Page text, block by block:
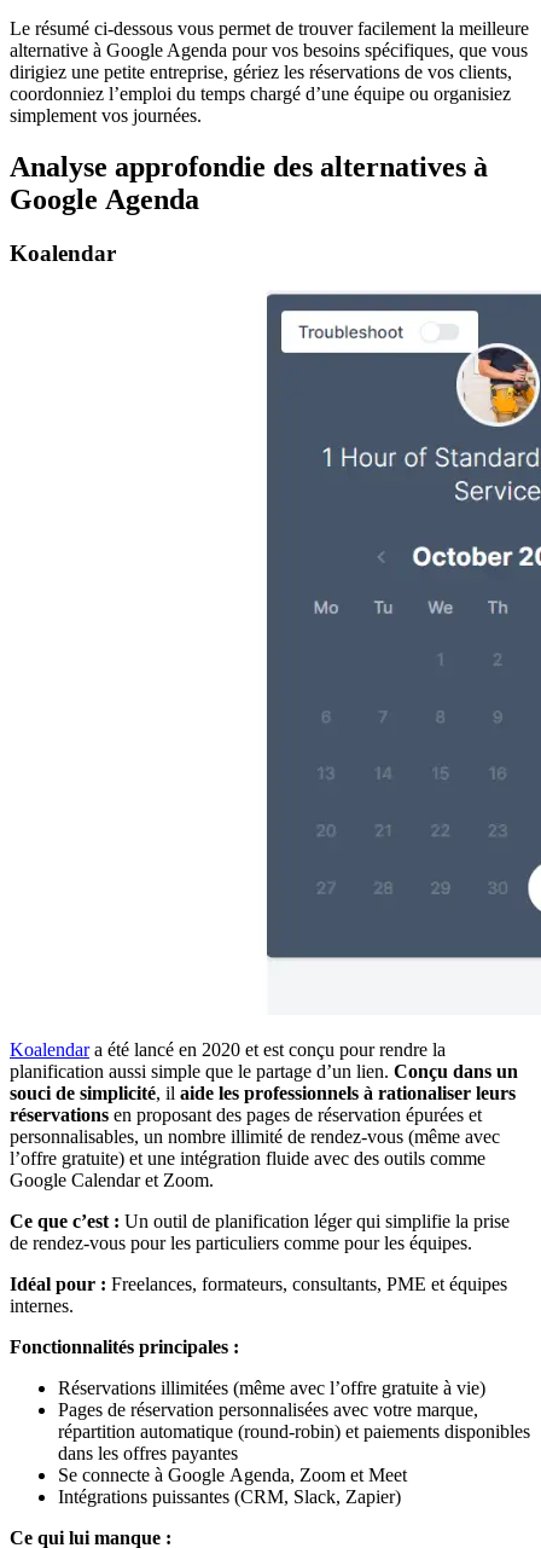
Le résumé ci-dessous vous permet de trouver facilement la meilleure
alternative à Google Agenda pour vos besoins spécifiques, que vous
dirigiez une petite entreprise, gériez les réservations de vos clients,
coordonniez l’emploi du temps chargé d’une équipe ou organisiez
simplement vos journées.
Analyse approfondie des alternatives à
Google Agenda
Koalendar
Koalendara été lancé en 2020 et est conçu pour rendre la
planification aussi simple que le partage d’un lien. Conçu dans un
souci de simplicité, il aide les professionnels à rationaliser leurs
réservations en proposant des pages de réservation épurées et
personnalisables, un nombre illimité de rendez-vous (même avec
l’offre gratuite) et une intégration fluide avec des outils comme
Google Calendar et Zoom.
Ce que c’est : Un outil de planification léger qui simplifie la prise
de rendez-vous pour les particuliers comme pour les équipes.
Idéal pour : Freelances, formateurs, consultants, PME et équipes
internes.
Fonctionnalités principales :
Réservations illimitées (même avec l’offre gratuite à vie)
Pages de réservation personnalisées avec votre marque,
répartition automatique (round-robin) et paiements disponibles
dans les offres payantes
Se connecte à Google Agenda, Zoom et Meet
Intégrations puissantes (CRM, Slack, Zapier)
Ce qui lui manque :